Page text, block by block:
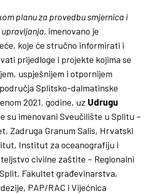
planu za provedbu smjernica i
upravljanja, imenovano je
koje će stručno informirati i
prijedloge i projekte kojima se
uspješnijem i otpornijem
Splitsko-dalmatinske
2021. godine, uz Udrugu
su imenovani Sveučilište u Splitu –
Zadruga Granum Salis, Hrvatski
Institut za oceanografiju i
civilne zaštite – Regionalni
Fakultet građevinarstva,
PAP/RAC i Vijećnica